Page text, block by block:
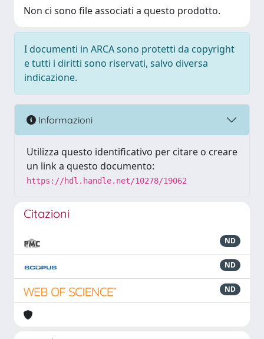
Non ci sono file associati a questo prodotto.
I documenti in ARCA sono protetti da copyright
e tutti i diritti sono riservati, salvo diversa
indicazione.
Informazioni
Utilizza questo identificativo per citare o creare
un link a questo documento:
https://hdl.handle.net/10278/19062
Citazioni
ND
ND
ND